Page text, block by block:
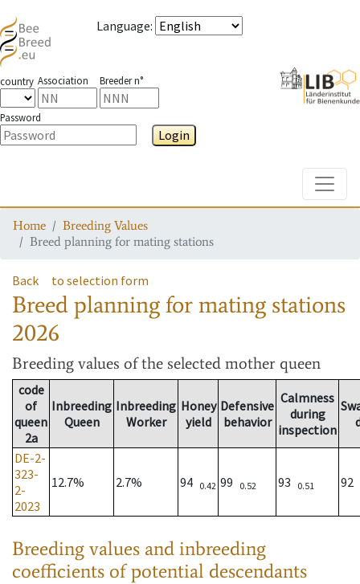
Language:
country Association Breeder n°
Password
Login
Home
Breeding Values
Breed planning for mating stations
Back to selection form
Breed planning for mating stations
2026
Breeding values of the selected mother queen
code
of
queen
2a
Inbreeding
Queen
Inbreeding
Worker
Honey
yield
Defensive
behavior
Calmness
during
inspection
DE-2-
323-
2-
2023
12.7% 2.7% 94 0.42 99 0.52 93 0.51 92
Breeding values and inbreeding
coefficients of potential descendants